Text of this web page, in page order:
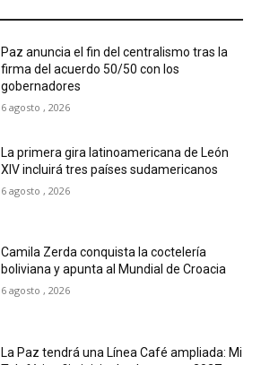
Paz anuncia el fin del centralismo tras la
firma del acuerdo 50/50 con los
gobernadores
6 agosto , 2026
La primera gira latinoamericana de León
XIV incluirá tres países sudamericanos
6 agosto , 2026
Camila Zerda conquista la coctelería
boliviana y apunta al Mundial de Croacia
6 agosto , 2026
La Paz tendrá una Línea Café ampliada: Mi